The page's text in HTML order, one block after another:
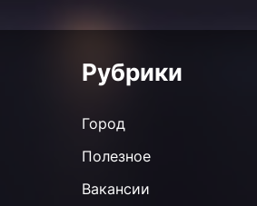
Рубрики
Город
Полезное
Вакансии